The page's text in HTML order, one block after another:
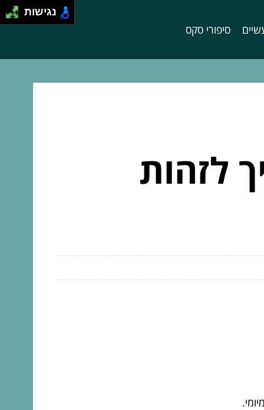
סיפורי סקס
לזהות
נגישות